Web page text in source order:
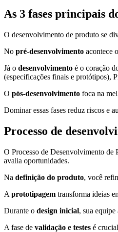
As 3 fases principais
O desenvolvimento de produto se
No pré-desenvolvimento acontece
Já o desenvolvimento é o coração
(especificações finais e protótipos),
O pós-desenvolvimento foca na
Dominar essas fases reduz riscos e
Processo de
O Processo de Desenvolvimento de
avalia oportunidades.
Na definição do produto, você
A prototipagem transforma ideias
Durante o design inicial, sua
A fase de validação e testes é